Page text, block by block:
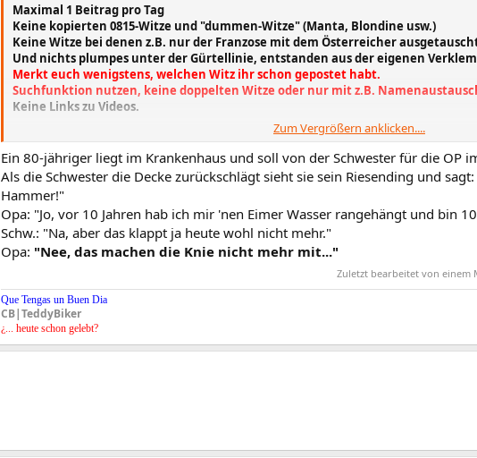
Maximal 1 Beitrag pro Tag
Keine kopierten 0815-Witze und "dummen-Witze" (Manta, Blondine usw.)
Keine Witze bei denen z.B. nur der Franzose mit dem Österreicher
Und nichts plumpes unter der Gürtellinie, entstanden aus der eigenen
Merkt euch wenigstens, welchen Witz ihr schon gepostet habt.
Suchfunktion nutzen, keine doppelten Witze oder nur mit z.B.
Keine Links zu Videos.
Ergänzung 14.12.2009: Aufgrund wiederholter Ignoranz gegenüber diesen
Verwarnungen ausgesprochen!
Zum Vergrößern anklicken....
Ein 80-jähriger liegt im Krankenhaus und soll von der Schwester für die OP
Als die Schwester die Decke zurückschlägt sieht sie sein Riesending und
Hammer!"
Opa: "Jo, vor 10 Jahren hab ich mir 'nen Eimer Wasser rangehängt und bin
Schw.: "Na, aber das klappt ja heute wohl nicht mehr."
Opa: "Nee, das machen die Knie nicht mehr mit..."
Zuletzt bearbeitet von
Que Tengas un Buen Dia
CB|TeddyBiker
¿... heute schon gelebt?